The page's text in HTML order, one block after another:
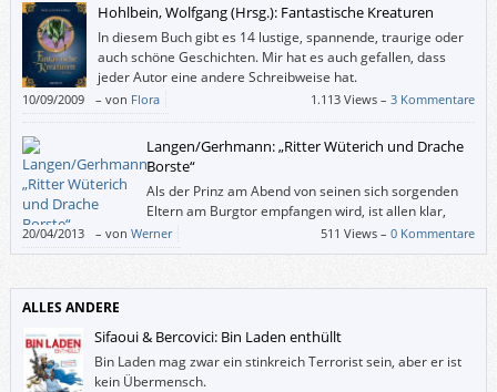
Hohlbein, Wolfgang (Hrsg.): Fantastische Kreaturen
In diesem Buch gibt es 14 lustige, spannende, traurige oder
auch schöne Geschichten. Mir hat es auch gefallen, dass
jeder Autor eine andere Schreibweise hat.
10/09/2009 – von Flora 1.113 Views –3 Kommentare
Langen/Gerhmann: „Ritter Wüterich und Drache
Borste“
Als der Prinz am Abend von seinen sich sorgenden
Eltern am Burgtor empfangen wird, ist allen klar,
dass dies nicht sein letztes echtes Abenteuer
gewesen sein kann. Noch dazu, wo draußen im finsteren Wald ein Freund
Annette Langen (die Hase-„Felix“-Erfinderin) ein paar weitere Wüterich-
Bücher schreiben wird. Die Geschichte von diesem Band ist jedenfalls
ebenso entzückend wie die Illustrationen von Katja Gerhmann.
20/04/2013 – von Werner 511 Views –0 Kommentare
ALLES ANDERE
Sifaoui & Bercovici: Bin Laden enthüllt
Bin Laden mag zwar ein stinkreich Terrorist sein, aber er ist
kein Übermensch.